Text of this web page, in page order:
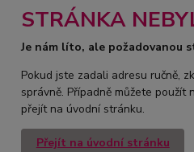
STRÁNKA
Je nám líto, ale požadovanou
Pokud jste zadali adresu ručně,
správně. Případně můžete použít
přejít na úvodní stránku.
Přejít na úvodní stránku